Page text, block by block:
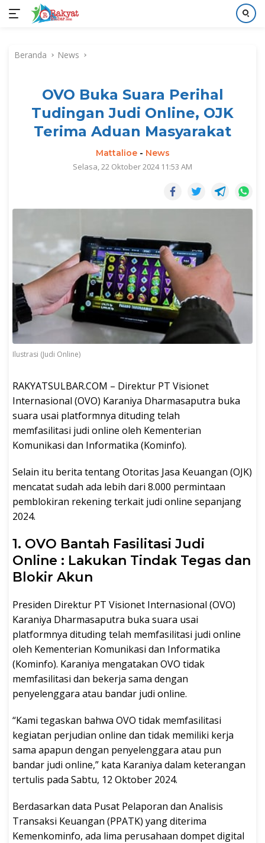
kontenBeranda News
OVO Buka Suara Perihal
Tudingan Judi Online, OJK
Terima Aduan Masyarakat
Mattalioe- News
Selasa, 22 Oktober 2024 11:53 AM
Ilustrasi (Judi Online)
RAKYATSULBAR.COM – Direktur PT Visionet
Internasional (OVO) Karaniya Dharmasaputra buka
suara usai platformnya dituding telah
memfasilitasi judi online oleh Kementerian
Komunikasi dan Informatika (Kominfo).
Selain itu berita tentang Otoritas Jasa Keuangan (OJK)
mencatat sudah ada lebih dari 8.000 permintaan
pemblokiran rekening terkait judi online sepanjang
2024.
1. OVO Bantah Fasilitasi Judi
Online : Lakukan Tindak Tegas dan
Blokir Akun
Presiden Direktur PT Visionet Internasional (OVO)
Karaniya Dharmasaputra buka suara usai
platformnya dituding telah memfasilitasi judi online
oleh Kementerian Komunikasi dan Informatika
(Kominfo). Karaniya mengatakan OVO tidak
memfasilitasi dan bekerja sama dengan
penyelenggara atau bandar judi online.
“Kami tegaskan bahwa OVO tidak memfasilitasi
kegiatan perjudian online dan tidak memiliki kerja
sama apapun dengan penyelenggara atau pun
bandar judi online,” kata Karaniya dalam keterangan
tertulis pada Sabtu, 12 Oktober 2024.
Berdasarkan data Pusat Pelaporan dan Analisis
Transaksi Keuangan (PPATK) yang diterima
Kemenkominfo, ada lima perusahaan dompet digital